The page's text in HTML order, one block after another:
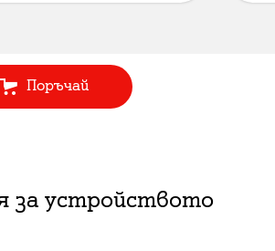
Поръчай
за устройството